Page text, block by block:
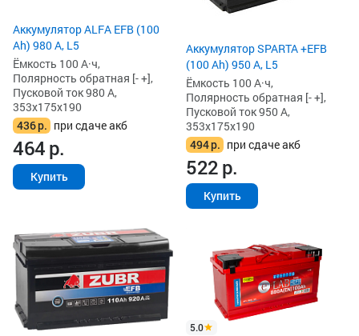
Аккумулятор ALFA EFB (100
Ah) 980 А, L5
Ёмкость 100 А·ч,
Полярность обратная [- +],
Пусковой ток 980 А,
353x175x190
436р. при сдаче акб
464р.
Купить
Аккумулятор SPARTA +EFB
(100 Ah) 950 А, L5
Ёмкость 100 А·ч,
Полярность обратная [- +],
Пусковой ток 950 А,
353x175x190
494р. при сдаче акб
522р.
Купить
5.0